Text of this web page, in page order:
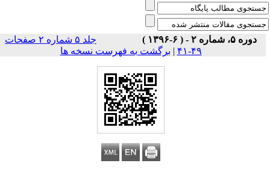
دوره ۵، شماره ۲ - ( ۶-۱۳۹۶ )
جلد ۵ شماره ۲ صفحات
۴۹-۴۱
|برگشت به فهرست نسخه ها